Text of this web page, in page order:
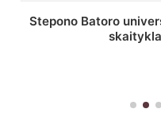
P. Smuglevičiaus